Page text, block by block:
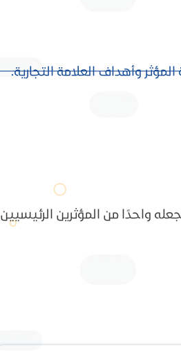
وأهداف العلامة التجارية.
واحدًا من المؤثرين الرئيسيين